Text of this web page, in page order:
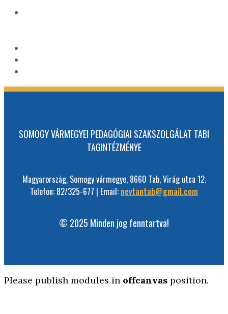
SOMOGY VÁRMEGYEI PEDAGÓGIAI SZAKSZOLGÁLAT TABI
TAGINTÉZMÉNYE
Magyarország, Somogy vármegye, 8660 Tab, Virág utca 12.
Telefon: 82/325-677 | Email: nevtantab@gmail.com
© 2025 Minden jog fenntartva!
Please publish modules in offcanvas position.